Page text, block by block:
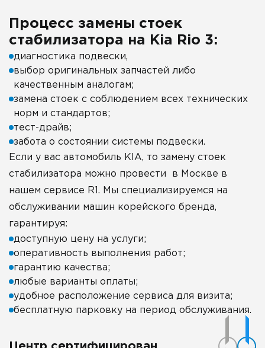
Процесс замены стоек
стабилизатора на Kia Rio 3:
диагностика подвески,
выбор оригинальных запчастей либо
качественным аналогам;
замена стоек с соблюдением всех технических
норм и стандартов;
тест-драйв;
забота о состоянии системы подвески.
Если у вас автомобиль KIA, то замену стоек
стабилизатора можно провести в Москве в
нашем сервисе R1. Мы специализируемся на
обслуживании машин корейского бренда,
гарантируя:
доступную цену на услуги;
оперативность выполнения работ;
гарантию качества;
любые варианты оплаты;
удобное расположение сервиса для визита;
бесплатную парковку на период обслуживания.